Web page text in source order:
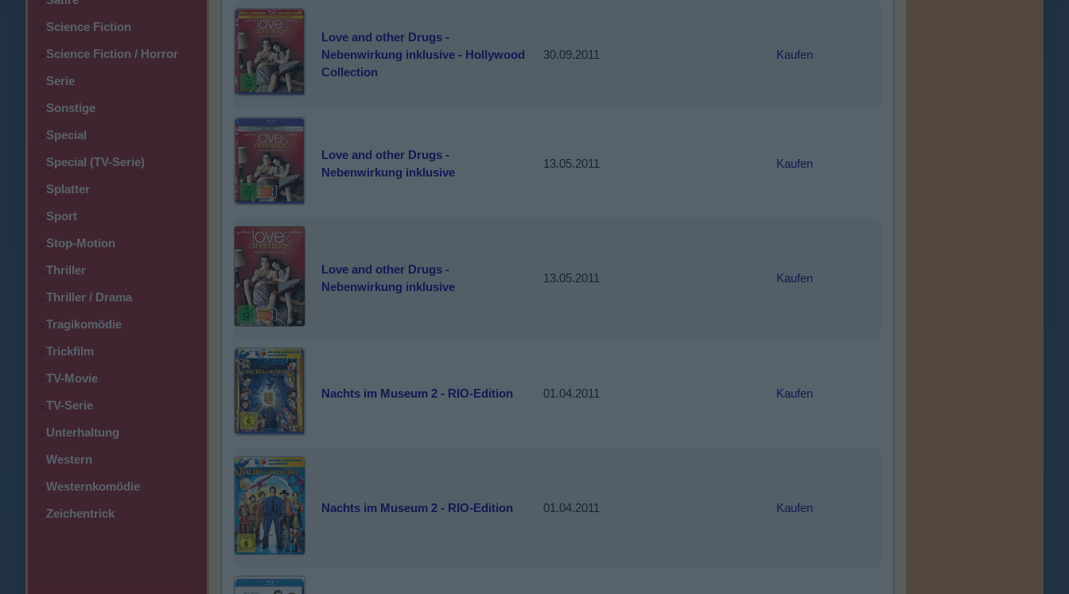
>Science Fiction
>Science Fiction / Horror
>Serie
>Sonstige
>Special
>Special (TV-Serie)
>Splatter
>Sport
>Stop-Motion
>Thriller
>Thriller / Drama
>Tragikomödie
>Trickfilm
>TV-Movie
>TV-Serie
>Unterhaltung
>Western
>Westernkomödie
>Zeichentrick
Love and other Drugs -
Nebenwirkung inklusive - Hollywood
Collection
30.09.2011 Kaufen
Love and other Drugs -
Nebenwirkung inklusive
13.05.2011 Kaufen
Love and other Drugs -
Nebenwirkung inklusive
13.05.2011 Kaufen
Nachts im Museum 2 - RIO-Edition 01.04.2011 Kaufen
Nachts im Museum 2 - RIO-Edition 01.04.2011 Kaufen